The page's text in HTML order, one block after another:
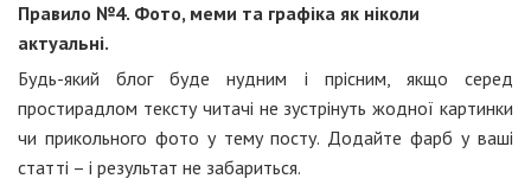
Правило №4. Фото, меми та графіка як ніколи
актуальні.
Будь-який блог буде нудним і прісним, якщо серед
простирадлом тексту читачі не зустрінуть жодної картинки
чи прикольного фото у тему посту. Додайте фарб у ваші
статті – і результат не забариться.